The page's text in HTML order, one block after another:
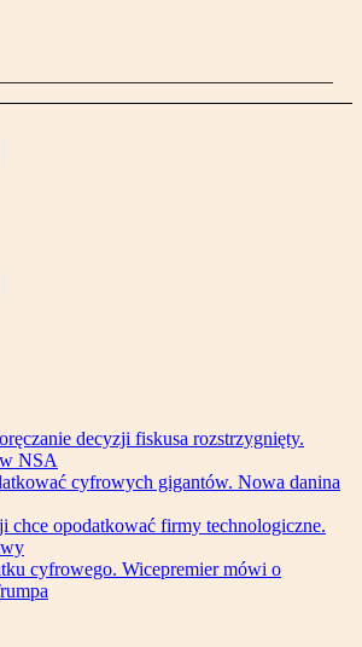
decyzji fiskusa rozstrzygnięty.
NSA
cyfrowych gigantów. Nowa danina
chce opodatkować firmy technologiczne.
cyfrowego. Wicepremier mówi o